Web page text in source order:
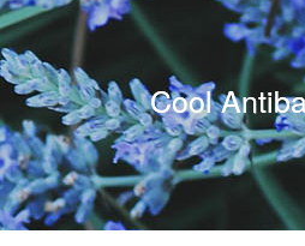
Cool